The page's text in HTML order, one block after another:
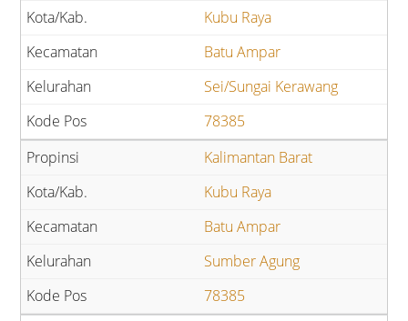
Kubu Raya
Batu Ampar
Sei/Sungai Kerawang
78385
Kalimantan Barat
Kubu Raya
Batu Ampar
Sumber Agung
78385